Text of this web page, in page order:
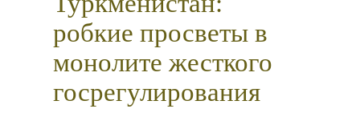
робкие просветы в
монолите жесткого
госрегулирования